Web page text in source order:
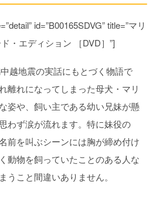
id=”B00165SDVG” title=”マリ
・エディション ［DVD］”]
越地震の実話にもとづく物語で
離れになってしまった母犬・マリ
姿や、飼い主である幼い兄妹が懸
わず涙が流れます。特に妹役の
前を叫ぶシーンには胸が締め付け
動物を飼っていたことのある人な
うこと間違いありません。